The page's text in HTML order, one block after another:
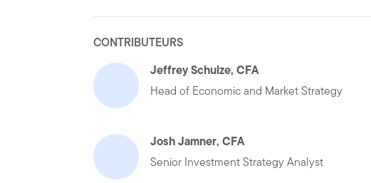
CONTRIBUTEURS
Jeffrey Schulze, CFA
Head of Economic and Market Strategy
Josh Jamner, CFA
Senior Investment Strategy Analyst